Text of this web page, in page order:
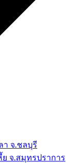
า จ.ชลบุรี
ย จ.สมุทรปราการ